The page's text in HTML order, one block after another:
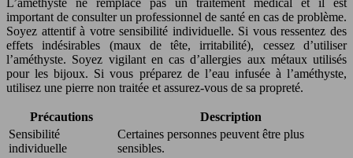
L’améthyste ne remplace pas un traitement médical et il est
important de consulter un professionnel de santé en cas de problème.
Soyez attentif à votre sensibilité individuelle. Si vous ressentez des
effets indésirables (maux de tête, irritabilité), cessez d’utiliser
l’améthyste. Soyez vigilant en cas d’allergies aux métaux utilisés
pour les bijoux. Si vous préparez de l’eau infusée à l’améthyste,
utilisez une pierre non traitée et assurez-vous de sa propreté.
Précautions
Description
Sensibilité
individuelle
Certaines personnes peuvent être plus
sensibles.